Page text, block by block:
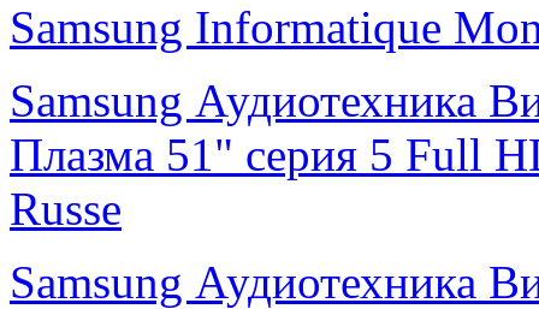
Samsung Informatique
Samsung Аудиотехника
Плазма 51" cерия 5 Full
Russe
Samsung Аудиотехника